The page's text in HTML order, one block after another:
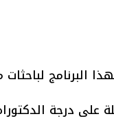
البرنامج لباحثات
على درجة